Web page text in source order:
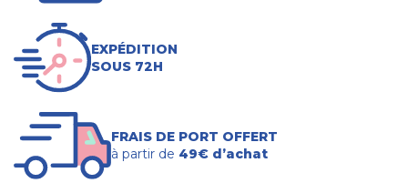
EXPÉDITION
SOUS 72H
FRAIS DE PORT OFFERT
à partir de 49€ d’achat